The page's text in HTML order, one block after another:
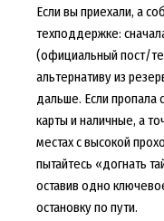
Если вы приехали, а
техподдержке:
(официальный пост/
альтернативу из
дальше. Если пропала
карты и наличные, а
местах с высокой
пытайтесь «догнать
оставив одно
остановку по пути.